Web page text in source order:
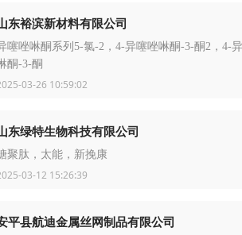
东裕滨新材料有限公司
噻唑啉酮系列5-氯-2，4-异噻唑啉酮-3-酮2，4-
酮-3-酮
03-26 10:59:02
东绿特生物科技有限公司
聚肽，太能，新挽康
03-12 15:26:39
平县航迪金属丝网制品有限公司